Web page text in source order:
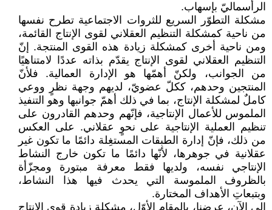
الرأسماليّ ‏بإسهاب‎.‎
مشكلة التطوّر السريع للثروات الاجتماعية تطرح نفسها
من ناحية كمشكلة التنظيم العقلاني لقوى الإنتاج ‏القائمة،
ومن ناحية أخرى كمشكلة زيادة هذه القوى المنتجة. إنّ
التنظيم العقلاني لقوى الإنتاج يقدّم بذاته ‏عددًا لامتناهيًا
من الجوانب، ولكنّ أهمّها هو الإدارة العمالية. فلأنّ
المنتجين وحدهم، ككلّ عضويّ، لديهم ‏وجهة نظرٍ ووعي
كاملٌ لمشكلة الإنتاج، بما في ذلك أهمّ جوانبها وهو التنفيذ
الملموس للأعمال الإنتاجية، ‏فإنّهم وحدهم القادرون على
تنظيم العملية الإنتاجية على نحوٍ عقلاني. على العكس
من ذلك، فإنّ إدارة ‏الطبقات المستغِلة دائمًا ما تكون غير
عقلانية في جوهرها، لأنّها دائمًا ما تكون خارج النشاط
الإنتاجي ‏نفسه، ولديها فقط معرفة مبتورة ومجزّأة
بالظروف الملموسة التي يحدث فيها هذا النشاط،
وبتبعاتِ الأهداف ‏المختارة‎.‎
إلى الآن، عرضنا، بالمقام الأوّل، مشكلة زيادة قوى الإنتاج